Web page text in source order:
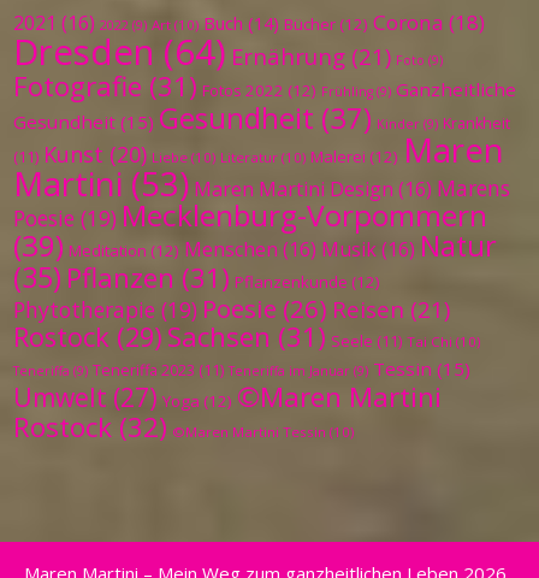
2021 (16) 2022 (9) Art (10) Buch (14) Bücher (12) Corona (18)
Dresden (64) Ernährung (21) Foto (9)
Fotografie (31) Fotos 2022 (12) Frühling (9) Ganzheitliche
Gesundheit (15) Gesundheit (37) Kinder (9) Krankheit
(11) Kunst (20) Liebe (10) Literatur (10) Malerei (12) Maren
Martini (53) Maren Martini Design (16) Marens
Poesie (19) Mecklenburg-Vorpommern
(39) Meditation (12) Menschen (16) Musik(16) Natur
(35) Pflanzen (31) Pflanzenkunde (12)
Phytotherapie (19) Poesie (26) Reisen (21)
Rostock (29) Sachsen (31) Seele (11) Tai Chi (10)
Teneriffa (9) Teneriffa 2023 (11) Teneriffa im Januar (9) Tessin (15)
Umwelt (27) Yoga (12) ©Maren Martini
Rostock (32) ©Maren Martini Tessin (10)